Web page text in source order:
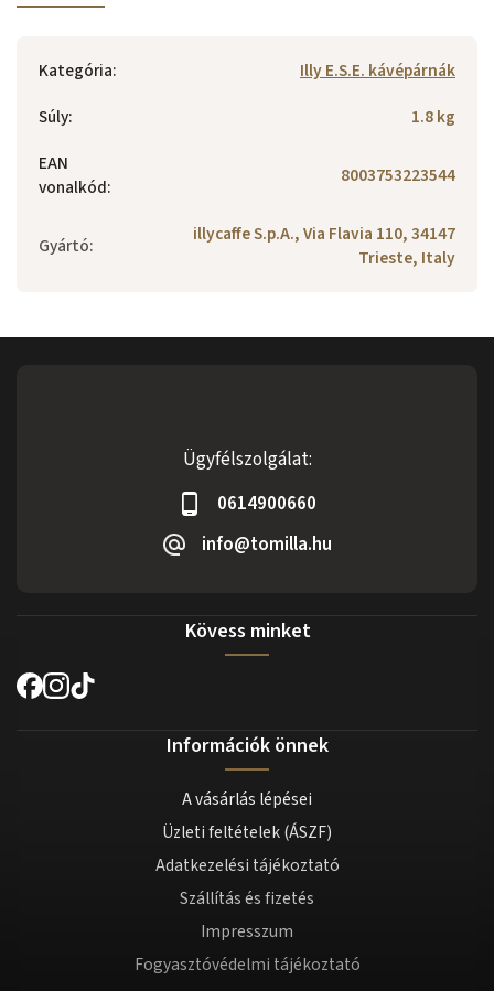
Kategória:
Illy E.S.E. kávépárnák
Súly:
1.8 kg
EAN
vonalkód: 8003753223544
Gyártó:
illycaffe S.p.A., Via Flavia 110, 34147
Trieste, Italy
Ügyfélszolgálat:
0614900660
info@tomilla.hu
Kövess minket
Információk önnek
A vásárlás lépései
Üzleti feltételek (ÁSZF)
Adatkezelési tájékoztató
Szállítás és fizetés
Impresszum
Fogyasztóvédelmi tájékoztató